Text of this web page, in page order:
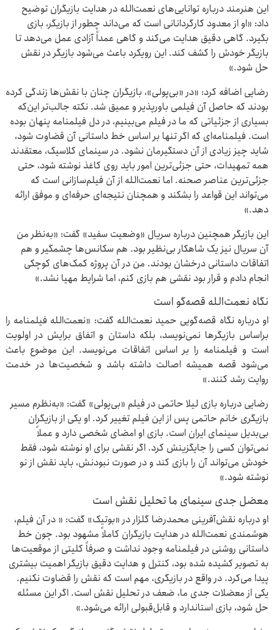
این هنرمند درباره توانایی‌های نعمت‌الله در هدایت بازیگران توضیح
داد: «او از معدود کارگردانانی است که می‌داند چطور از بازیگر، بازی
بگیرد. گاهی دقیق هدایت می‌کند و گاهی عمداً آزادی عمل می‌دهد تا
بازیگر خودش را کشف کند. این رویکرد باعث می‌شود بازیگر در نقش
حل شود.»
رضایی اضافه کرد: «در «بی‌پولی»، بازیگران چنان با نقش‌ها زندگی کرده
بودند که حاصل آن فیلمی باورپذیر و عمیق شد. نکته جالب‌تر این‌که
بسیاری از جزئیاتی که ما در فیلم می‌بینیم، در دل فیلمنامه پنهان بوده
است. فیلمنامه‌ای که اگر تنها بر اساس خط داستانی آن قضاوت شود،
شاید چیز زیادی از آن دستگیرمان نشود. در سینمای کلاسیک، معتقدند
همه‌ تمهیدات، حتی جزئی‌ترین امور باید روی کاغذ نوشته شود، حتی
جزئی‌ترین عناصر صحنه. اما نعمت‌الله از آن فیلم‌سازانی‌ است که
می‌تواند این قواعد را بشکند و همچنان نتیجه‌ای حرفه‌ای و موفق ارائه
دهد.»
این بازیگر همچنین درباره سریال «وضعیت سفید» گفت: «به‌نظر من
آن سریال نیز یک شاهکار بی‌نظیر بود. هم سکانس‌ها چشمگیر و هم
اتفاقات داستانی درخشان بودند. من در آن پروژه کمک‌های کوچکی
انجام دادم و قرار بود نقشی هم بازی کنم، اما شرایط مهیا نشد.»
نگاه نعمت‌الله قصه‌گو است
او درباره نگاه قصه‌گویی حمید نعمت‌الله گفت: «نعمت‌الله فیلمنامه را
براساس بازیگرها نمی‌نویسد، بلکه داستان و اتفاق برایش در اولویت
است و فیلمنامه را بر اساس اتفاقات می‌نویسد. این موضوع باعث
می‌شود قصه همیشه اصالت داشته باشد و شخصیت‌ها در خدمت
روایت رشد کنند.»
رضایی درباره بازی لیلا حاتمی در فیلم «بی‌پولی» گفت: «به‌نظرم مسیر
بازیگری خانم حاتمی پس از این فیلم تغییر کرد. او یکی از بازیگران
بی‌بدیل سینمای ایران است. بازی او امضای شخصی دارد و عملاً
نمی‌توان کسی را جایگزینش کرد. اگر نقشی برای او نوشته شود، فقط
خودش می‌تواند آن را بازی کند و در صورت نبودنش، باید نقش از نو
نوشته شود.»
معضل جدی سینمای ما تحلیل نقش است
او درباره نقش‌آفرینی محمدرضا گلزار در «بوتیک» گفت: « در آن فیلم،
هوشمندی نعمت‌الله در هدایت بازیگران کاملاً مشهود بود. چون خط
داستانی روشنی در فیلمنامه وجود نداشت و صرفاً کلیتی از موقعیت‌ها
به تصویر کشیده شده بود، کنترل و هدایت دقیق بازیگر اهمیت بیشتری
پیدا می‌کرد. در واقع در بازیگری، مهم است که نقش را قضاوت نکنیم.
یکی از معضلات جدی ما، ضعف در تحلیل نقش است. اگر این مسئله
حل شود، بازی استاندارد و قابل‌قبولی ارائه می‌شود.»